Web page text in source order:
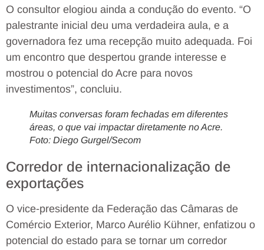
O consultor elogiou ainda a condução do evento. “O
palestrante inicial deu uma verdadeira aula, e a
governadora fez uma recepção muito adequada. Foi
um encontro que despertou grande interesse e
mostrou o potencial do Acre para novos
investimentos”, concluiu.
Muitas conversas foram fechadas em diferentes
áreas, o que vai impactar diretamente no Acre.
Foto: Diego Gurgel/Secom
Corredor de internacionalização de
exportações
O vice-presidente da Federação das Câmaras de
Comércio Exterior, Marco Aurélio Kühner, enfatizou o
potencial do estado para se tornar um corredor